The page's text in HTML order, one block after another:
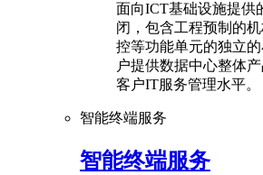
面向ICT基础设施提供
闭，包含工程预制的
控等功能单元的独立
户提供数据中心整体
客户IT服务管理水平。
智能终端服务
智能终端服务